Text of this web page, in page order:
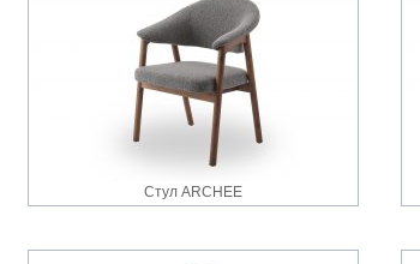
Стул ARCHEE